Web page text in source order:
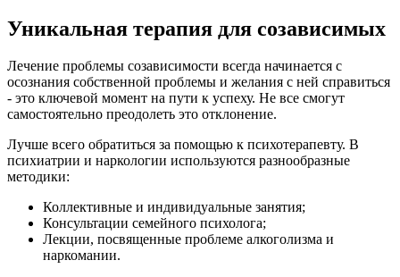
Уникальная терапия для созависимых
Лечение проблемы созависимости всегда начинается с
осознания собственной проблемы и желания с ней справиться
- это ключевой момент на пути к успеху. Не все смогут
самостоятельно преодолеть это отклонение.
Лучше всего обратиться за помощью к психотерапевту. В
психиатрии и наркологии используются разнообразные
методики:
Коллективные и индивидуальные занятия;
Консультации семейного психолога;
Лекции, посвященные проблеме алкоголизма и
наркомании.